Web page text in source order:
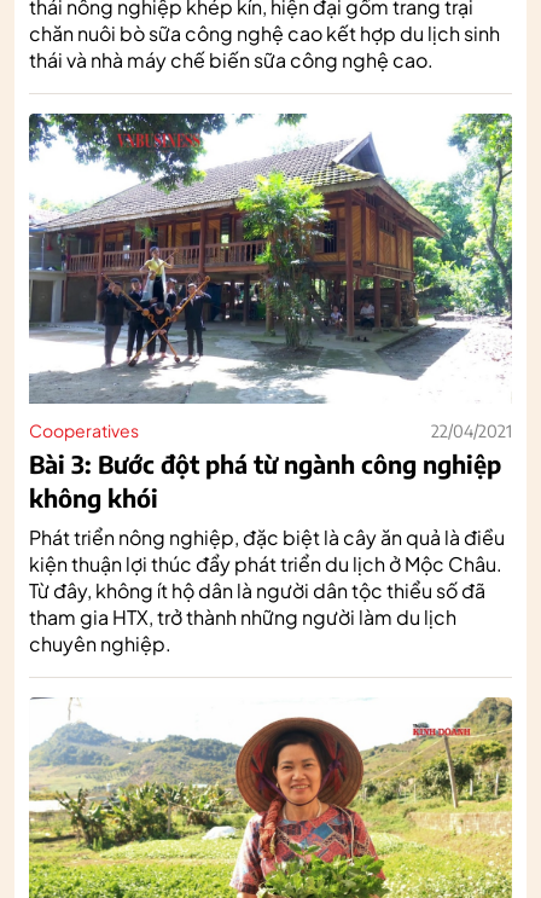
thái nông nghiệp khép kín, hiện đại gồm trang trại
chăn nuôi bò sữa công nghệ cao kết hợp du lịch sinh
thái và nhà máy chế biến sữa công nghệ cao.
Cooperatives 22/04/2021
Bài 3: Bước đột phá từ ngành công nghiệp
không khói
Phát triển nông nghiệp, đặc biệt là cây ăn quả là điều
kiện thuận lợi thúc đẩy phát triển du lịch ở Mộc Châu.
Từ đây, không ít hộ dân là người dân tộc thiểu số đã
tham gia HTX, trở thành những người làm du lịch
chuyên nghiệp.